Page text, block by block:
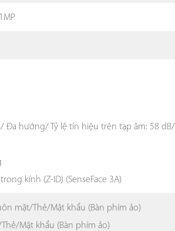
Đa hướng/ Tỷ lệ tín hiệu trên tạp âm: 58 dB/
kính (Z-ID) (SenseFace 3A)
mặt/Thẻ/Mật khẩu (Bàn phím ảo)
Mật khẩu (Bàn phím ảo)